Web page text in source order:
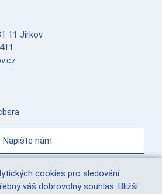
11 Jirkov
Napište nám
cookies pro sledování
váš dobrovolný souhlas. Bližší